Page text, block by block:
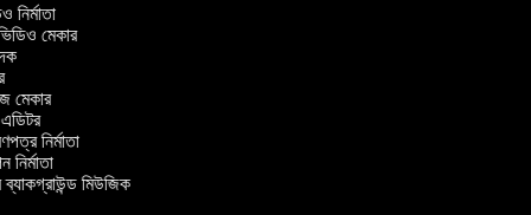
নির্মাতা
মেকার
মেকার
এডিটর
নির্মাতা
নির্মাতা
ব্যাকগ্রাউন্ড মিউজিক